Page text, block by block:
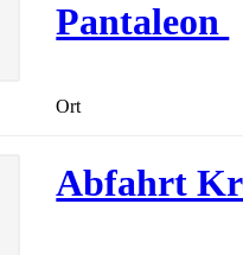
Pantaleon
Ort
Abfahrt